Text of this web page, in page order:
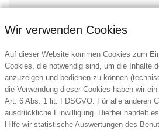
Wir verwenden Cookies
Auf dieser Website kommen Cookies zum
Cookies, die notwendig sind, um die Inhalte
anzuzeigen und bedienen zu können
die Verwendung dieser Cookies haben wir
Art. 6 Abs. 1 lit. f DSGVO. Für alle anderen
ausdrückliche Einwilligung. Hierbei handelt
Hilfe wir statistische Auswertungen des